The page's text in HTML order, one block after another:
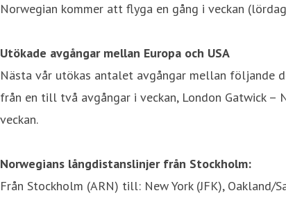
Norwegian kommer att flyga en gång i veckan
Utökade avgångar mellan Europa och USA
Nästa vår utökas antalet avgångar mellan följande
från en till två avgångar i veckan, London Gatwick
veckan.
Norwegians långdistanslinjer från Stockholm:
Från Stockholm (ARN) till: New York (JFK), Oakland/